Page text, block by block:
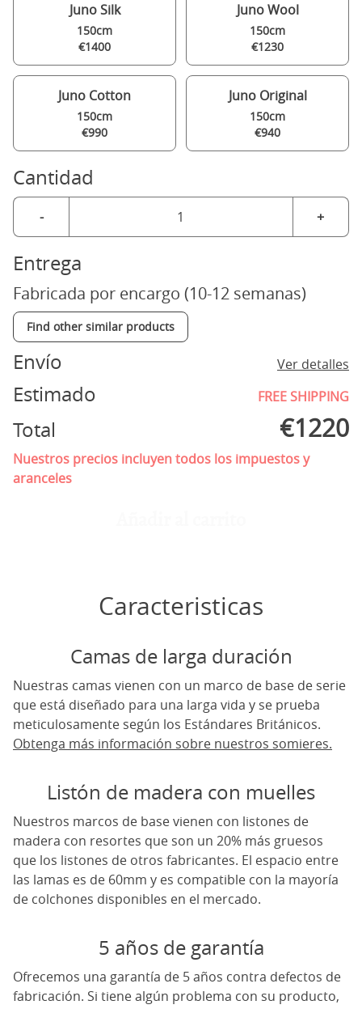
Juno Silk
150cm
€1400
Juno Wool
150cm
€1230
Juno Cotton
150cm
€990
Juno Original
150cm
€940
Cantidad
- +
Entrega
Fabricada por encargo (10-12 semanas)
Find other similar products
Envío Ver detalles
Estimado FREE SHIPPING
Total €1220
Nuestros precios incluyen todos los impuestos y
aranceles
Caracteristicas
Camas de larga duración
Nuestras camas vienen con un marco de base de serie
que está diseñado para una larga vida y se prueba
meticulosamente según los Estándares Británicos.
Obtenga más información sobre nuestros somieres.
Listón de madera con muelles
Nuestros marcos de base vienen con listones de
madera con resortes que son un 20% más gruesos
que los listones de otros fabricantes. El espacio entre
las lamas es de 60mm y es compatible con la mayoría
de colchones disponibles en el mercado.
5 años de garantía
Ofrecemos una garantía de 5 años contra defectos de
fabricación. Si tiene algún problema con su producto,